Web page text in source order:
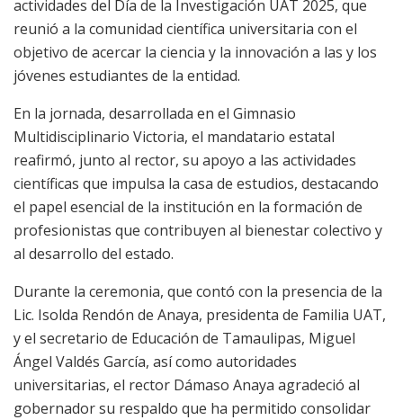
actividades del Día de la Investigación UAT 2025, que
reunió a la comunidad científica universitaria con el
objetivo de acercar la ciencia y la innovación a las y los
jóvenes estudiantes de la entidad.
En la jornada, desarrollada en el Gimnasio
Multidisciplinario Victoria, el mandatario estatal
reafirmó, junto al rector, su apoyo a las actividades
científicas que impulsa la casa de estudios, destacando
el papel esencial de la institución en la formación de
profesionistas que contribuyen al bienestar colectivo y
al desarrollo del estado.
Durante la ceremonia, que contó con la presencia de la
Lic. Isolda Rendón de Anaya, presidenta de Familia UAT,
y el secretario de Educación de Tamaulipas, Miguel
Ángel Valdés García, así como autoridades
universitarias, el rector Dámaso Anaya agradeció al
gobernador su respaldo que ha permitido consolidar